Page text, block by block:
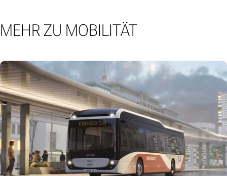
MEHR ZU MOBILITÄT